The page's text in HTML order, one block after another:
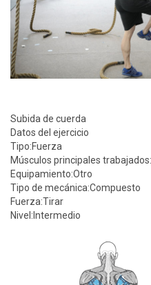
Subida de cuerda
Datos del ejercicio
Tipo:Fuerza
Músculos principales trabajados:
Equipamiento:Otro
Tipo de mecánica:Compuesto
Fuerza:Tirar
Nivel: Intermedio